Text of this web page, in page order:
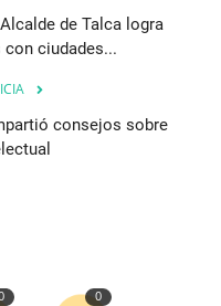
de Talca logra
ciudades...
consejos sobre
0